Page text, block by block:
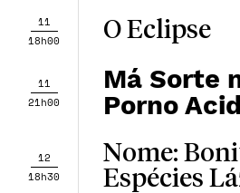
11
18h00
O Eclipse
11
21h00
Má Sorte
Porno
12
18h30
Nome:
Espécies